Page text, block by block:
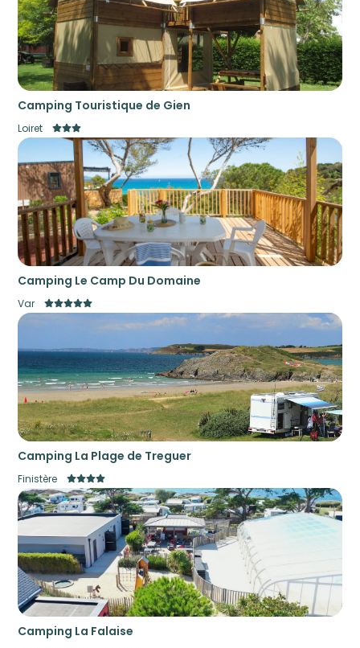
Camping Touristique de Gien
Loiret
Camping Le Camp Du Domaine
Var
Camping La Plage de Treguer
Finistère
Camping La Falaise